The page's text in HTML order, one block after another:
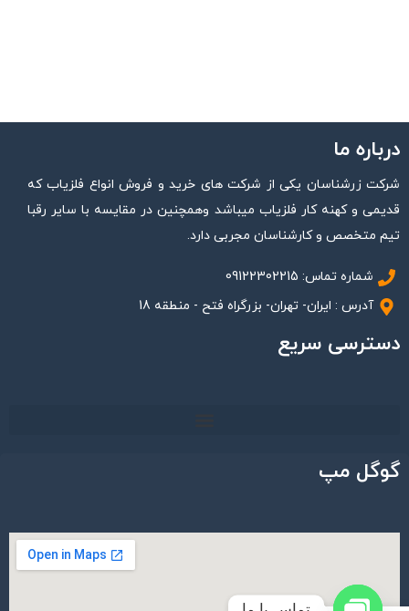
درباره ما
شرکت زرشناسان یکی از شرکت های خرید و فروش انواع فلزیاب که
قدیمی و کهنه کار فلزیاب میباشد وهمچنین در مقایسه با سایر رقبا
تیم متخصص و کارشناسان مجربی دارد.
شماره تماس: 09122302215
آدرس : ایران- تهران- بزرگراه فتح - منطقه 18
دسترسی سریع
گوگل مپ